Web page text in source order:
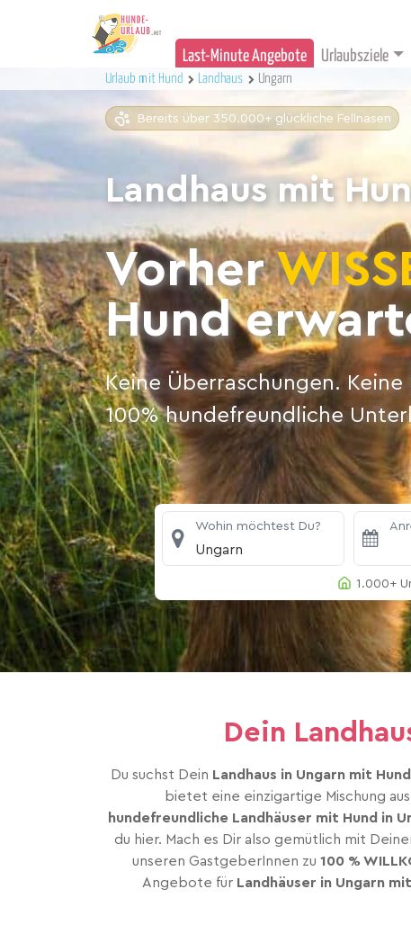
Last-Minute Angebote Urlaubsziele
Urlaub mit Hund Landhaus Ungarn
Bereits über 350.000+ glückliche Fellnasen
Landhaus mit
Vorher
Hund
Keine Überraschungen.
100% hundefreundliche
Wohin möchtest Du?
Ungarn
1.000+
Dein
Du suchst Dein Landhaus in Ungarn mit Hund
bietet eine einzigartige Mischung
hundefreundliche Landhäuser mit Hund in
du hier. Mach es Dir also gemütlich mit
unseren GastgeberInnen zu 100 %
Angebote für Landhäuser in Ungarn